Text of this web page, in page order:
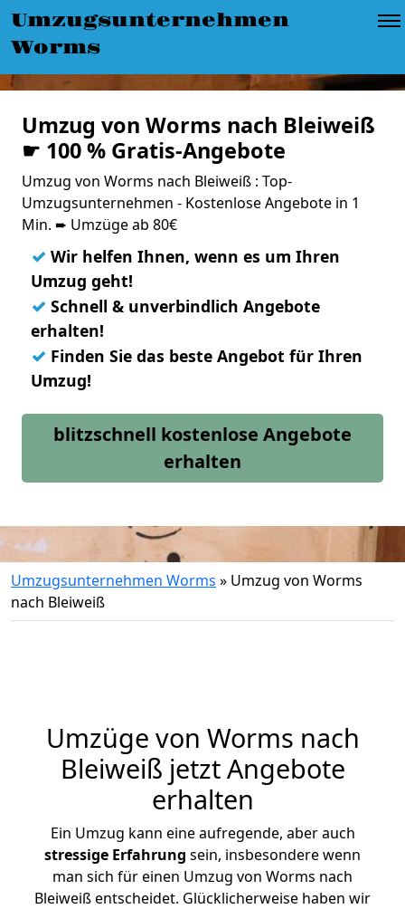
Umzugsunternehmen
Worms
Umzug von Worms nach Bleiweiß
☛ 100 % Gratis-Angebote
Umzug von Worms nach Bleiweiß : Top-
Umzugsunternehmen - Kostenlose Angebote in 1
Min. ➨ Umzüge ab 80€
✓ Wir helfen Ihnen, wenn es um Ihren
Umzug geht!
✓ Schnell & unverbindlich Angebote
erhalten!
✓ Finden Sie das beste Angebot für Ihren
Umzug!
blitzschnell kostenlose Angebote
erhalten
Umzugsunternehmen Worms » Umzug von Worms
nach Bleiweiß
Umzüge von Worms nach
Bleiweiß jetzt Angebote
erhalten
Ein Umzug kann eine aufregende, aber auch
stressige Erfahrung sein, insbesondere wenn
man sich für einen Umzug von Worms nach
Bleiweiß entscheidet. Glücklicherweise haben wir